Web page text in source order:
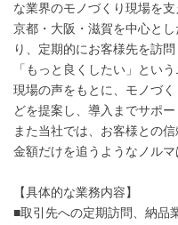
な業界のモノづくり現場を
京都・大阪・滋賀を中心と
り、定期的にお客様先を訪
「もっと良くしたい」とい
現場の声をもとに、モノづ
どを提案し、導入までサポー
また当社では、お客様との
金額だけを追うようなノルマ
【具体的な業務内容】
■取引先への定期訪問、納品